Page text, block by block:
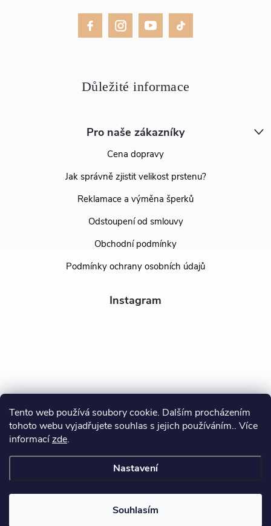
Tento web používá soubory cookie. Dalším procházením
tohoto webu vyjadřujete souhlas s jejich používáním.. Více
informacízde.
Nastavení
Souhlasím
Pro naše zákazníky
Cena dopravy
Jak správně zjistit velikost prstenu?
Reklamace a výměna šperků
Odstoupení od smlouvy
Obchodní podmínky
Podmínky ochrany osobních údajů
Instagram
Sledovat na Instagramu
BEALIO. Všechna práva vyhrazena.